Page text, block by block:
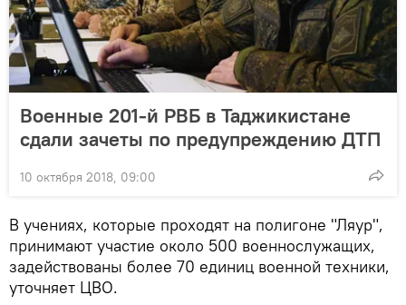
Военные 201-й РВБ в Таджикистане
сдали зачеты по предупреждению ДТП
10 октября 2018, 09:00
В учениях, которые проходят на полигоне "Ляур",
принимают участие около 500 военнослужащих,
задействованы более 70 единиц военной техники,
уточняет ЦВО.